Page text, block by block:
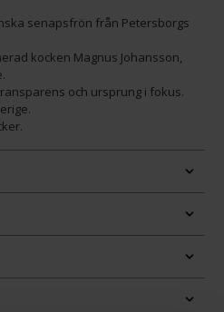
senapsfrön från Petersborgs
kocken Magnus Johansson,
och ursprung i fokus.